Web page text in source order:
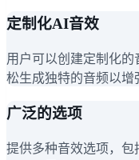
定制化AI音效
用户可以创建定制化
松生成独特的音频以增
广泛的选项
提供多种音效选项，